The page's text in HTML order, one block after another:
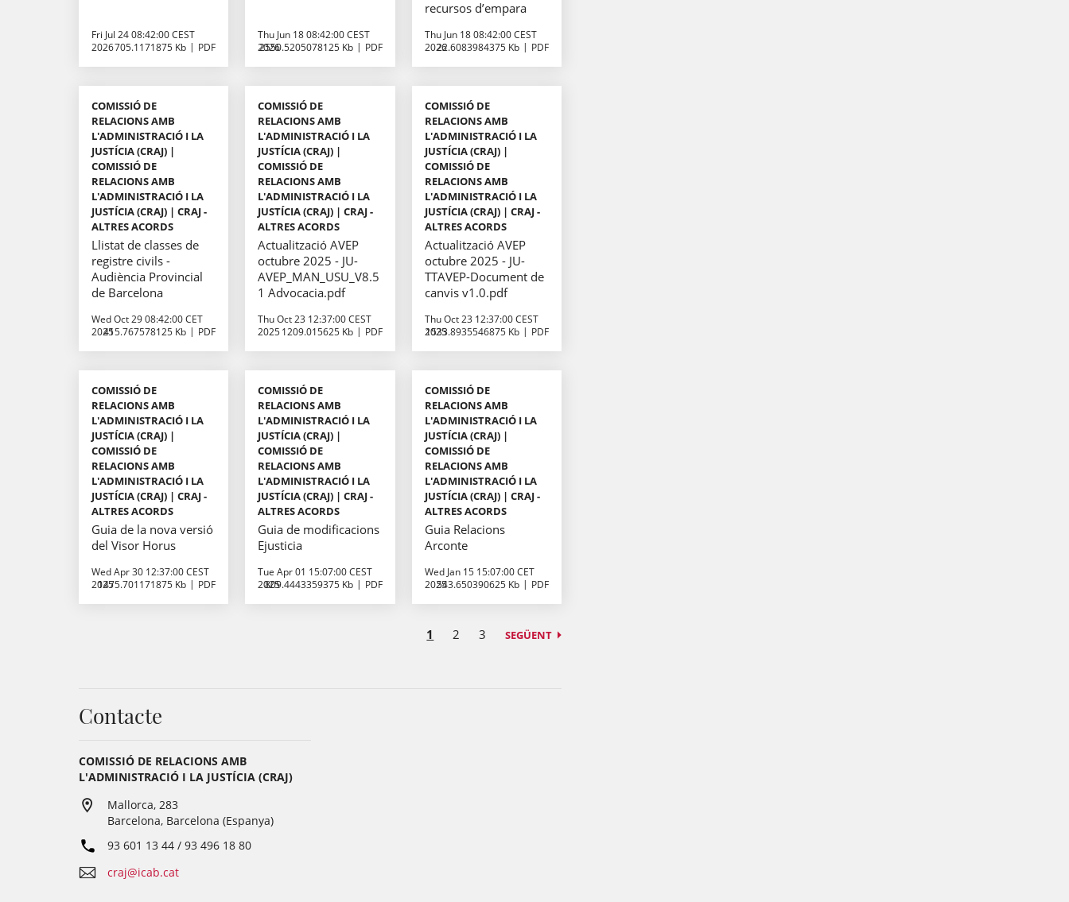
Fri Jul 24 08:42:00 CEST
2026705.1171875 Kb PDF
Thu Jun 18 08:42:00 CEST
2026
2550.5205078125 Kb PDF
recursos d’empara
Thu Jun 18 08:42:00 CEST
202622.6083984375 Kb PDF
COMISSIÓ DE
RELACIONS AMB
L'ADMINISTRACIÓ I LA
JUSTÍCIA (CRAJ) |
COMISSIÓ DE
RELACIONS AMB
L'ADMINISTRACIÓ I LA
JUSTÍCIA (CRAJ) | CRAJ -
ALTRES ACORDS
Llistat de classes de
registre civils -
Audiència Provincial
de Barcelona
Wed Oct 29 08:42:00 CET
2025415.767578125 Kb PDF
COMISSIÓ DE
RELACIONS AMB
L'ADMINISTRACIÓ I LA
JUSTÍCIA (CRAJ) |
COMISSIÓ DE
RELACIONS AMB
L'ADMINISTRACIÓ I LA
JUSTÍCIA (CRAJ) | CRAJ -
ALTRES ACORDS
Actualització AVEP
octubre 2025 - JU-
AVEP_MAN_USU_V8.5
1 Advocacia.pdf
Thu Oct 23 12:37:00 CEST
20251209.015625 Kb PDF
COMISSIÓ DE
RELACIONS AMB
L'ADMINISTRACIÓ I LA
JUSTÍCIA (CRAJ) |
COMISSIÓ DE
RELACIONS AMB
L'ADMINISTRACIÓ I LA
JUSTÍCIA (CRAJ) | CRAJ -
ALTRES ACORDS
Actualització AVEP
octubre 2025 - JU-
TTAVEP-Document de
canvis v1.0.pdf
Thu Oct 23 12:37:00 CEST
2025
1533.8935546875 Kb PDF
COMISSIÓ DE
RELACIONS AMB
L'ADMINISTRACIÓ I LA
JUSTÍCIA (CRAJ) |
COMISSIÓ DE
RELACIONS AMB
L'ADMINISTRACIÓ I LA
JUSTÍCIA (CRAJ) | CRAJ -
ALTRES ACORDS
Guia de la nova versió
del Visor Horus
Wed Apr 30 12:37:00 CEST
2025
1475.701171875 Kb PDF
COMISSIÓ DE
RELACIONS AMB
L'ADMINISTRACIÓ I LA
JUSTÍCIA (CRAJ) |
COMISSIÓ DE
RELACIONS AMB
L'ADMINISTRACIÓ I LA
JUSTÍCIA (CRAJ) | CRAJ -
ALTRES ACORDS
Guia de modificacions
Ejusticia
Tue Apr 01 15:07:00 CEST
2025
809.4443359375 Kb PDF
COMISSIÓ DE
RELACIONS AMB
L'ADMINISTRACIÓ I LA
JUSTÍCIA (CRAJ) |
COMISSIÓ DE
RELACIONS AMB
L'ADMINISTRACIÓ I LA
JUSTÍCIA (CRAJ) | CRAJ -
ALTRES ACORDS
Guia Relacions
Arconte
Wed Jan 15 15:07:00 CET
2025543.650390625 Kb PDF
1 2 3 SEGÜENT
Contacte
COMISSIÓ DE RELACIONS AMB
L'ADMINISTRACIÓ I LA JUSTÍCIA (CRAJ)
Mallorca, 283
Barcelona, Barcelona (Espanya)
93 601 13 44 / 93 496 18 80
craj@icab.cat